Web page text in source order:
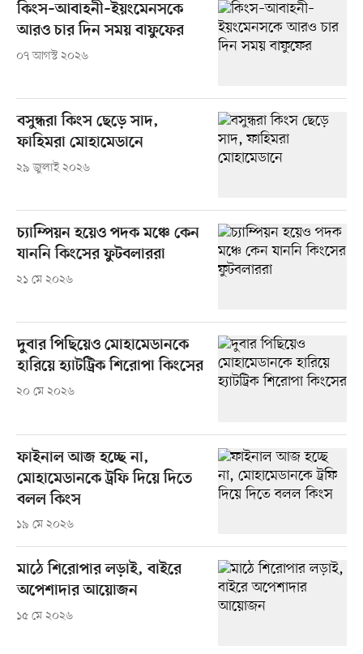
কিংস–আবাহনী–ইয়ংমেনসকে
আরও চার দিন সময় বাফুফের
০৭ আগস্ট ২০২৬
বসুন্ধরা কিংস ছেড়ে সাদ,
ফাহিমরা মোহামেডানে
২৯ জুলাই ২০২৬
চ্যাম্পিয়ন হয়েও পদক মঞ্চে কেন
যাননি কিংসের ফুটবলাররা
২১ মে ২০২৬
দুবার পিছিয়েও মোহামেডানকে
হারিয়ে হ্যাটট্রিক শিরোপা কিংসের
২০ মে ২০২৬
ফাইনাল আজ হচ্ছে না,
মোহামেডানকে ট্রফি দিয়ে দিতে
বলল কিংস
১৯ মে ২০২৬
মাঠে শিরোপার লড়াই, বাইরে
অপেশাদার আয়োজন
১৫ মে ২০২৬